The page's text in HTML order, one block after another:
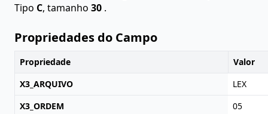
Tipo C, tamanho 30 .
Propriedades do Campo
Propriedade
Valor
X3_ARQUIVO
LEX
X3_ORDEM
05